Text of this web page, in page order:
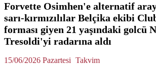
Forvette Osimhen'e alternatif
sarı-kırmızılılar Belçika ekibi
forması giyen 21 yaşındaki golcü
Tresoldi'yi radarına aldı
15/06/2026 Pazartesi Takvim